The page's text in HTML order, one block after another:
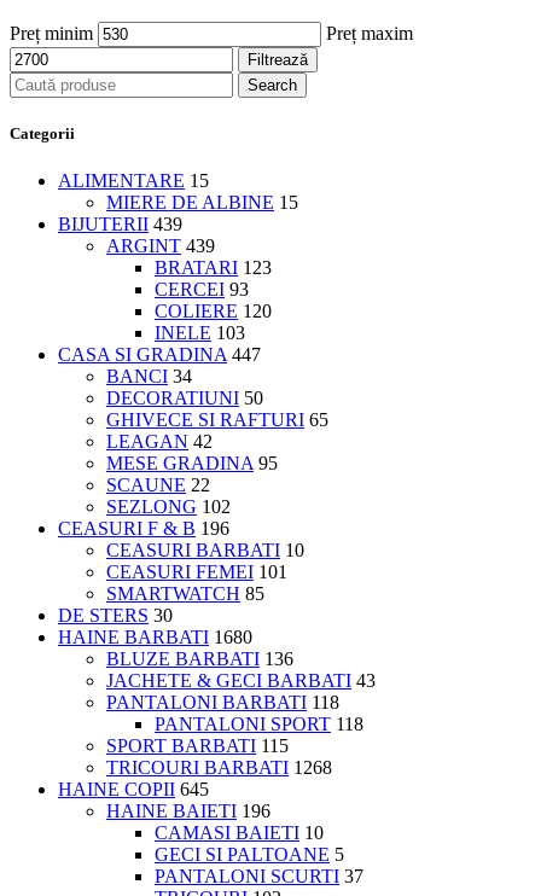
Preț minim Preț maxim
Filtrează
Search
Categorii
ALIMENTARE 15
MIERE DE ALBINE 15
BIJUTERII 439
ARGINT 439
BRATARI 123
CERCEI 93
COLIERE 120
INELE 103
CASA SI GRADINA 447
BANCI 34
DECORATIUNI 50
GHIVECE SI RAFTURI 65
LEAGAN 42
MESE GRADINA 95
SCAUNE 22
SEZLONG 102
CEASURI F & B 196
CEASURI BARBATI 10
CEASURI FEMEI 101
SMARTWATCH 85
DE STERS 30
HAINE BARBATI 1680
BLUZE BARBATI 136
JACHETE & GECI BARBATI 43
PANTALONI BARBATI 118
PANTALONI SPORT 118
SPORT BARBATI 115
TRICOURI BARBATI 1268
HAINE COPII 645
HAINE BAIETI 196
CAMASI BAIETI 10
GECI SI PALTOANE 5
PANTALONI SCURTI 37